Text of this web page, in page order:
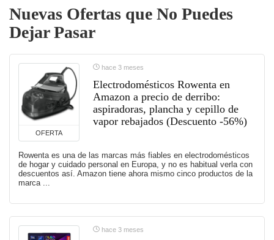
Nuevas Ofertas que No Puedes
Dejar Pasar
OFERTA
hace 3 meses
Electrodomésticos Rowenta en
Amazon a precio de derribo:
aspiradoras, plancha y cepillo de
vapor rebajados (Descuento -56%)
Rowenta es una de las marcas más fiables en electrodomésticos
de hogar y cuidado personal en Europa, y no es habitual verla con
descuentos así. Amazon tiene ahora mismo cinco productos de la
marca ...
hace 3 meses